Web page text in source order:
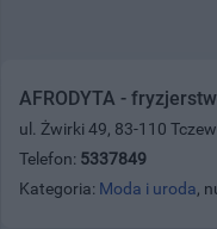
AFRODYTA -
ul. Żwirki 49, 83-110 Tczew
Telefon: 5337849
Kategoria: Moda i uroda,